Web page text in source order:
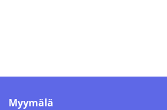
Myymälä